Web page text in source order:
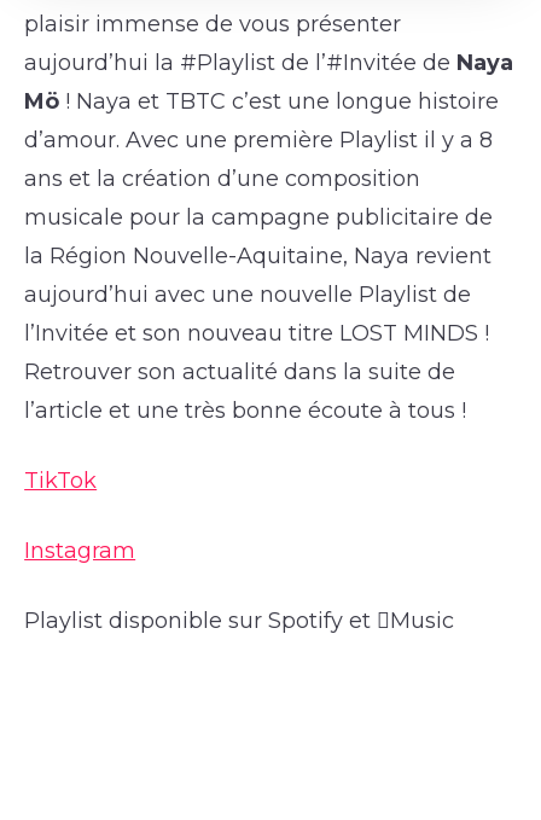
plaisir immense de vous présenter
aujourd’hui la #Playlist de l’#Invitée de Naya
Mö ! Naya et TBTC c’est une longue histoire
d’amour. Avec une première Playlist il y a 8
ans et la création d’une composition
musicale pour la campagne publicitaire de
la Région Nouvelle-Aquitaine, Naya revient
aujourd’hui avec une nouvelle Playlist de
l’Invitée et son nouveau titre LOST MINDS !
Retrouver son actualité dans la suite de
l’article et une très bonne écoute à tous !
TikTok
Instagram
Playlist disponible sur Spotify et Music